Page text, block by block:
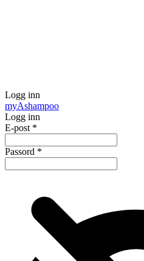
Logg inn
myAshampoo
Logg inn
E-post *
Passord *